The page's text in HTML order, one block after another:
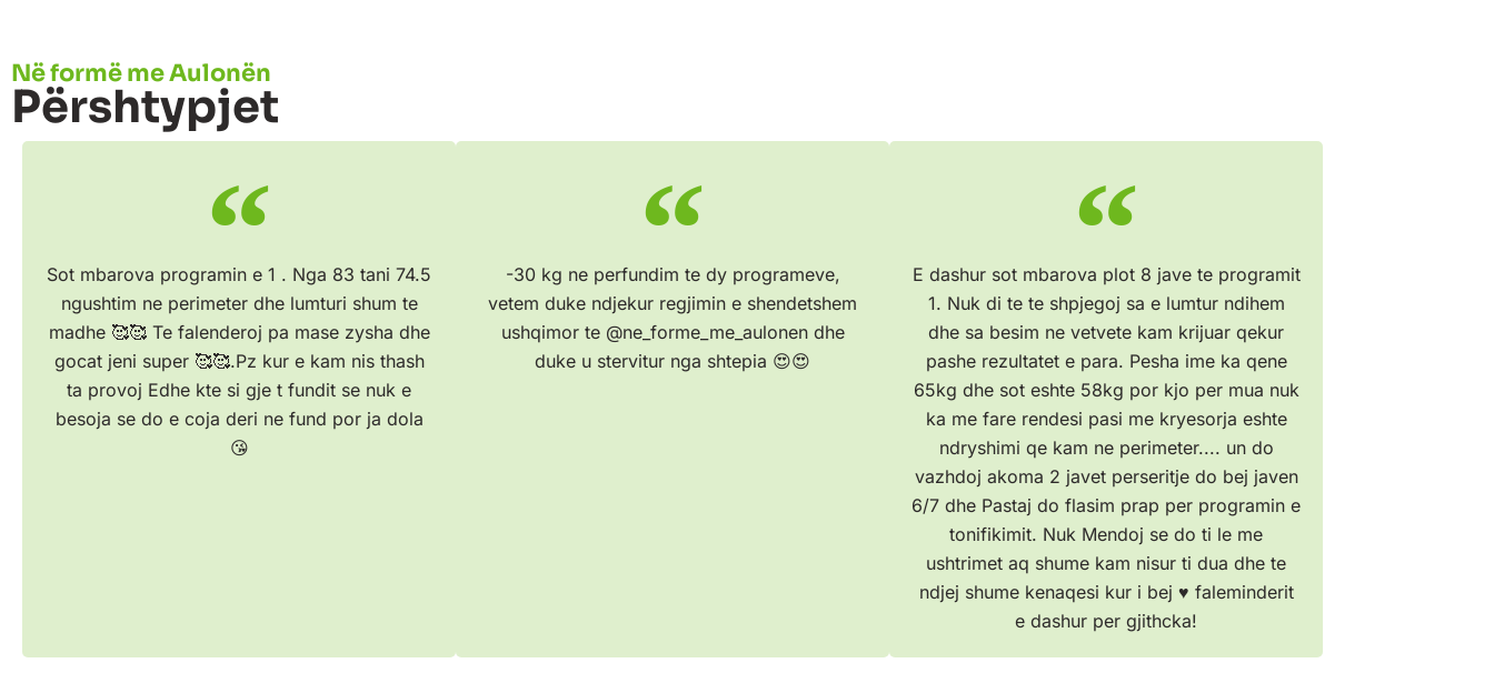
Në formë me Aulonën
Përshtypjet
Sot mbarova programin e 1 . Nga 83 tani 74.5
ngushtim ne perimeter dhe lumturi shum te
madhe 🥰🥰 Te falenderoj pa mase zysha dhe
gocat jeni super 🥰🥰.Pz kur e kam nis thash
ta provoj Edhe kte si gje t fundit se nuk e
besoja se do e coja deri ne fund por ja dola
😘
-30 kg ne perfundim te dy programeve,
vetem duke ndjekur regjimin e shendetshem
ushqimor te @ne_forme_me_aulonen dhe
duke u stervitur nga shtepia 😍😍
E dashur sot mbarova plot 8 jave te programit
1. Nuk di te te shpjegoj sa e lumtur ndihem
dhe sa besim ne vetvete kam krijuar qekur
pashe rezultatet e para. Pesha ime ka qene
65kg dhe sot eshte 58kg por kjo per mua nuk
ka me fare rendesi pasi me kryesorja eshte
ndryshimi qe kam ne perimeter.... un do
vazhdoj akoma 2 javet perseritje do bej javen
6/7 dhe Pastaj do flasim prap per programin e
tonifikimit. Nuk Mendoj se do ti le me
ushtrimet aq shume kam nisur ti dua dhe te
ndjej shume kenaqesi kur i bej ♥️ faleminderit
e dashur per gjithcka!